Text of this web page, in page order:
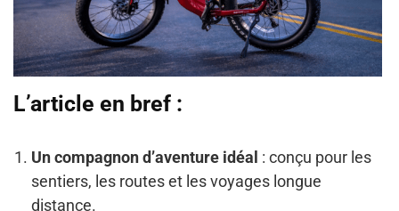
L’article en bref :
Un compagnon d’aventure idéal : conçu pour les
sentiers, les routes et les voyages longue
distance.